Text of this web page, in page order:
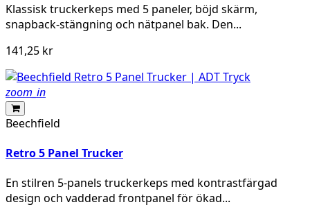
Klassisk truckerkeps med 5 paneler, böjd skärm,
snapback-stängning och nätpanel bak. Den...
141,25 kr
zoom_in
Beechfield
Retro 5 Panel Trucker
En stilren 5-panels truckerkeps med kontrastfärgad
design och vadderad frontpanel för ökad...